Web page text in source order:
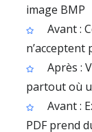
image BMP
Avant :
n’acceptent
Après :
partout où
Avant :
PDF prend